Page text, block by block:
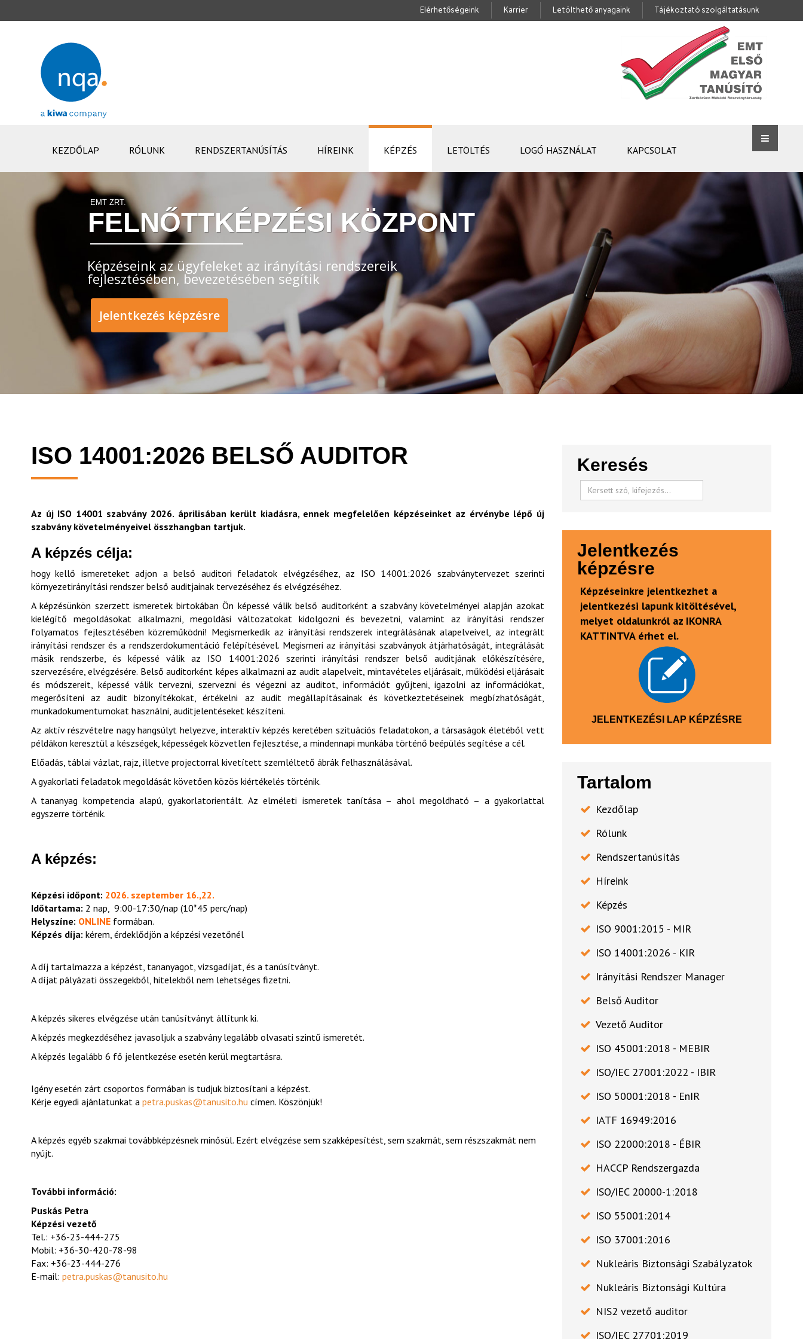
Elérhetőségeink Karrier Letölthető anyagaink Tájékoztató szolgáltatásunk
KEZDŐLAP RÓLUNK RENDSZERTANÚSÍTÁS HÍREINK KÉPZÉS LETÖLTÉS LOGÓ HASZNÁLAT KAPCSOLAT
EMT ZRT.
Képzéseink az ügyfeleket az irányítási rendszereik
fejlesztésében, bevezetésében segítik
FELNŐTTKÉPZÉSI KÖZPONT
Jelentkezés képzésre
ISO 14001:2026 BELSŐ AUDITOR
Az új ISO 14001 szabvány 2026. áprilisában került kiadásra, ennek megfelelően képzéseinket az érvénybe lépő új
szabvány követelményeivel összhangban tartjuk.
A képzés célja:
hogy kellő ismereteket adjon a belső auditori feladatok elvégzéséhez, az ISO 14001:2026 szabványtervezet szerinti
környezetirányítási rendszer belső auditjainak tervezéséhez és elvégzéséhez.
A képzésünkön szerzett ismeretek birtokában Ön képessé válik belső auditorként a szabvány követelményei alapján azokat
kielégítő megoldásokat alkalmazni, megoldási változatokat kidolgozni és bevezetni, valamint az irányítási rendszer
folyamatos fejlesztésében közreműködni! Megismerkedik az irányítási rendszerek integrálásának alapelveivel, az integrált
irányítási rendszer és a rendszerdokumentáció felépítésével. Megismeri az irányítási szabványok átjárhatóságát, integrálását
másik rendszerbe, és képessé válik az ISO 14001:2026 szerinti irányítási rendszer belső auditjának előkészítésére,
szervezésére, elvégzésére. Belső auditorként képes alkalmazni az audit alapelveit, mintavételes eljárásait, működési eljárásait
és módszereit, képessé válik tervezni, szervezni és végezni az auditot, információt gyűjteni, igazolni az információkat,
megerősíteni az audit bizonyítékokat, értékelni az audit megállapításainak és következtetéseinek megbízhatóságát,
munkadokumentumokat használni, auditjelentéseket készíteni.
Az aktív részvételre nagy hangsúlyt helyezve, interaktív képzés keretében szituációs feladatokon, a társaságok életéből vett
példákon keresztül a készségek, képességek közvetlen fejlesztése, a mindennapi munkába történő beépülés segítése a cél.
Előadás, táblai vázlat, rajz, illetve projectorral kivetített szemléltető ábrák felhasználásával.
A gyakorlati feladatok megoldását követően közös kiértékelés történik.
A tananyag kompetencia alapú, gyakorlatorientált. Az elméleti ismeretek tanítása – ahol megoldható – a gyakorlattal
egyszerre történik.
A képzés:
Képzési időpont: 2026. szeptember 16.,22.
Időtartama: 2 nap, 9:00-17:30/nap (10*45 perc/nap)
Helyszíne: ONLINE formában.
Képzés díja: kérem, érdeklődjön a képzési vezetőnél
A díj tartalmazza a képzést, tananyagot, vizsgadíjat, és a tanúsítványt.
A díjat pályázati összegekből, hitelekből nem lehetséges fizetni.
A képzés sikeres elvégzése után tanúsítványt állítunk ki.
A képzés megkezdéséhez javasoljuk a szabvány legalább olvasati szintű ismeretét.
A képzés legalább 6 fő jelentkezése esetén kerül megtartásra.
Igény esetén zárt csoportos formában is tudjuk biztosítani a képzést.
Kérje egyedi ajánlatunkat a petra.puskas@tanusito.hu címen. Köszönjük!
A képzés egyéb szakmai továbbképzésnek minősül. Ezért elvégzése sem szakképesítést, sem szakmát, sem részszakmát nem
nyújt.
További információ:
Puskás Petra
Képzési vezető
Tel.: +36-23-444-275
Mobil: +36-30-420-78-98
Fax: +36-23-444-276
E-mail: petra.puskas@tanusito.hu
Keresés
Jelentkezés
képzésre
Képzéseinkre jelentkezhet a
jelentkezési lapunk kitöltésével,
melyet oldalunkról az IKONRA
KATTINTVA érhet el.
JELENTKEZÉSI LAP KÉPZÉSRE
Tartalom
Kezdőlap
Rólunk
Rendszertanúsítás
Híreink
Képzés
ISO 9001:2015 - MIR
ISO 14001:2026 - KIR
Irányítási Rendszer Manager
Belső Auditor
Vezető Auditor
ISO 45001:2018 - MEBIR
ISO/IEC 27001:2022 - IBIR
ISO 50001:2018 - EnIR
IATF 16949:2016
ISO 22000:2018 - ÉBIR
HACCP Rendszergazda
ISO/IEC 20000-1:2018
ISO 55001:2014
ISO 37001:2016
Nukleáris Biztonsági Szabályzatok
Nukleáris Biztonsági Kultúra
NIS2 vezető auditor
ISO/IEC 27701:2019